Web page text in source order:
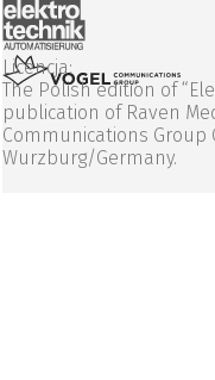
Licencja:
The Polish edition of
publication of Raven
Communications Group
Wurzburg/Germany.